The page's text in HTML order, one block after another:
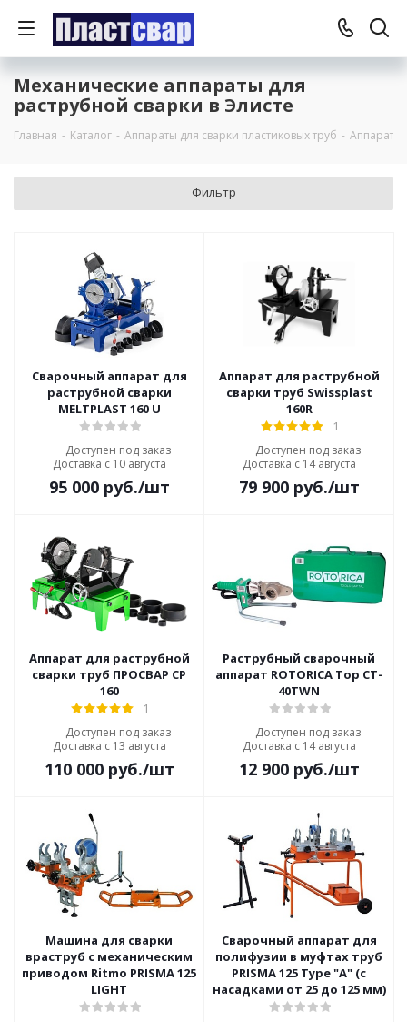
Механические аппараты для
раструбной сварки в Элисте
Главная - Каталог - Аппараты для сварки пластиковых труб - Аппараты
Фильтр
Сварочный аппарат для
раструбной сварки
MELTPLAST 160 U
Доступен под заказ
Доставка с 10 августа
95 000руб./шт
Аппарат для раструбной
сварки труб Swissplast
160R
1
Доступен под заказ
Доставка с 14 августа
79 900руб./шт
Аппарат для раструбной
сварки труб ПРОСВАР СР
160
1
Доступен под заказ
Доставка с 13 августа
110 000руб./шт
Раструбный сварочный
аппарат ROTORICA Top CT-
40TWN
Доступен под заказ
Доставка с 14 августа
12 900руб./шт
Машина для сварки
враструб с механическим
приводом Ritmo PRISMA 125
LIGHT
Сварочный аппарат для
полифузии в муфтах труб
PRISMA 125 Type "A" (с
насадками от 25 до 125 мм)